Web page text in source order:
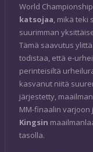
World
katsojaa, mikä teki
suurimman
Tämä saavutus
todistaa, että e-
perinteisiltä
kasvanut niitä
järjestetty,
MM-finaalin
Kingsin
tasolla.